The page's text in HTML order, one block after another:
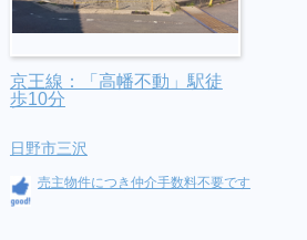
京王線：「高幡不動」駅徒
歩10分
日野市三沢
売主物件につき仲介手数料不要です